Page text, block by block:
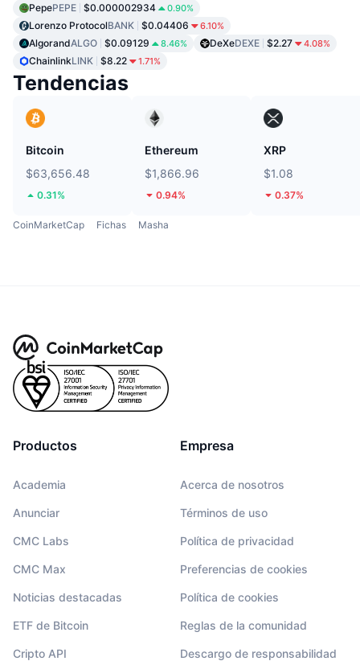
PepePEPE $0.000002934 0.90%
Lorenzo ProtocolBANK $0.04406 6.10%
AlgorandALGO $0.09129 8.46% DeXeDEXE $2.27 4.08%
ChainlinkLINK $8.22 1.71%
Tendencias
Bitcoin
$63,656.48
0.31%
Ethereum
$1,866.96
0.94%
XRP
$1.08
0.37%
CoinMarketCap Fichas Masha
Productos
Academia
Anunciar
CMC Labs
CMC Max
Noticias destacadas
ETF de Bitcoin
Cripto API
Empresa
Acerca de nosotros
Términos de uso
Política de privacidad
Preferencias de cookies
Política de cookies
Reglas de la comunidad
Descargo de responsabilidad